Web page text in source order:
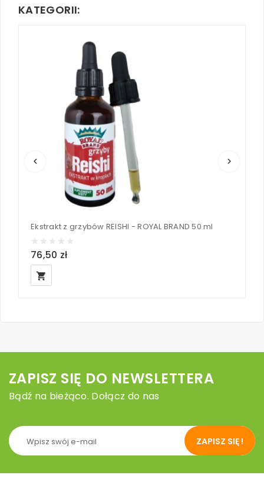
KATEGORII:
keyboard_arrow_left keyboard_arrow_right
Ekstrakt z grzybów REISHI - ROYAL BRAND 50 ml
76,50 zł
local_grocery_store
ZAPISZ SIĘ DO NEWSLETTERA
Bądź na bieżąco. Dołącz do nas
ZAPISZ SIĘ !